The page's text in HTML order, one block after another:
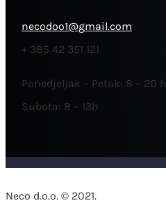
necodoo1@gmail.com
+ 385 42 351 121
Ponedjeljak – Petak: 8 – 20 h
Subota: 8 – 13h
Neco d.o.o. © 2021.